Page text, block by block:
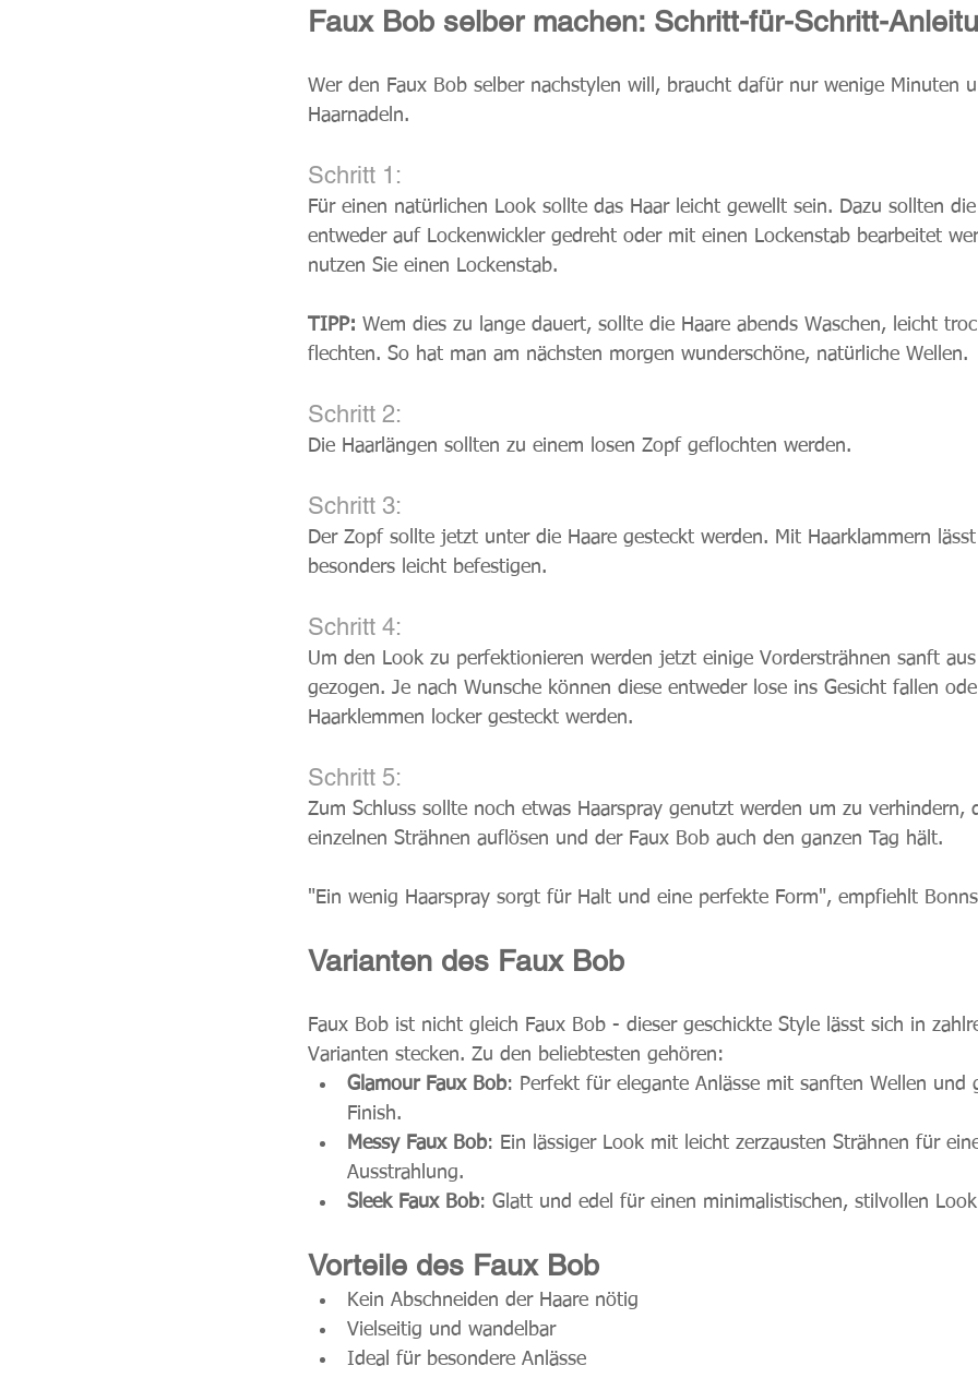
Faux Bob selber machen: Schritt-für-Schritt-
Wer den Faux Bob selber nachstylen will, braucht dafür nur wenige Minuten
Haarnadeln.
Schritt 1:
Für einen natürlichen Look sollte das Haar leicht gewellt sein. Dazu sollten
entweder auf Lockenwickler gedreht oder mit einen Lockenstab bearbeitet
nutzen Sie einen Lockenstab.
TIPP: Wem dies zu lange dauert, sollte die Haare abends Waschen, leicht
flechten. So hat man am nächsten morgen wunderschöne, natürliche Wellen.
Schritt 2:
Die Haarlängen sollten zu einem losen Zopf geflochten werden.
Schritt 3:
Der Zopf sollte jetzt unter die Haare gesteckt werden. Mit Haarklammern
besonders leicht befestigen.
Schritt 4:
Um den Look zu perfektionieren werden jetzt einige Vordersträhnen sanft
gezogen. Je nach Wunsche können diese entweder lose ins Gesicht fallen
Haarklemmen locker gesteckt werden.
Schritt 5:
Zum Schluss sollte noch etwas Haarspray genutzt werden um zu verhindern,
einzelnen Strähnen auflösen und der Faux Bob auch den ganzen Tag hält.
"Ein wenig Haarspray sorgt für Halt und eine perfekte Form", empfiehlt
Varianten des Faux Bob
Faux Bob ist nicht gleich Faux Bob - dieser geschickte Style lässt sich in
Varianten stecken. Zu den beliebtesten gehören:
Glamour Faux Bob: Perfekt für elegante Anlässe mit sanften Wellen und
Finish.
Messy Faux Bob: Ein lässiger Look mit leicht zerzausten Strähnen für
Ausstrahlung.
Sleek Faux Bob: Glatt und edel für einen minimalistischen, stilvollen
Vorteile des Faux Bob
Kein Abschneiden der Haare nötig
Vielseitig und wandelbar
Ideal für besondere Anlässe